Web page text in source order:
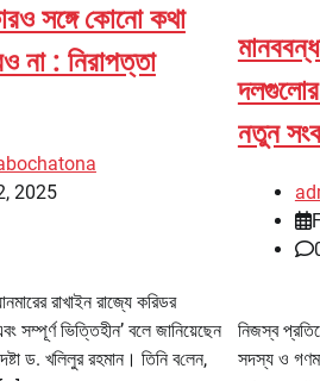
সঙ্গে কোনো কথা
না : নিরাপত্তা
2025
রাখাইন রাজ্যে করিডর
সম্পূর্ণ ভিত্তিহীন’ বলে জানিয়েছেন
ড. খলিলুর রহমান। তি‌নি ব‌লে‌ন,
দলগুলোর
নতুন
নিজস্ব
সদস্য ও